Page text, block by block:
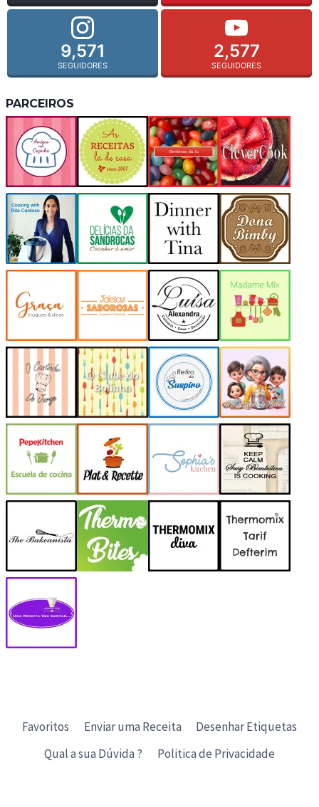
9,571
SEGUIDORES
2,577
SEGUIDORES
PARCEIROS
Favoritos Enviar uma Receita
Desenhar Etiquetas
Qual a sua Dúvida ?
Politica de Privacidade